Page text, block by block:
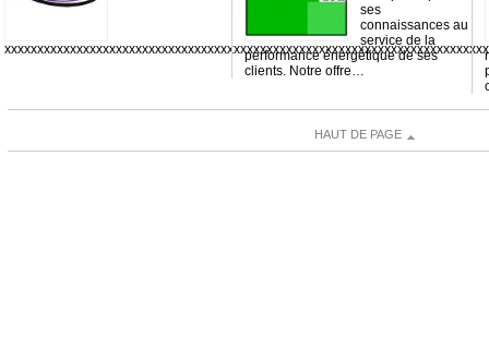
ses
connaissances au
service de la
performance énergétique de ses
clients. Notre offre…
HAUT DE PAGE